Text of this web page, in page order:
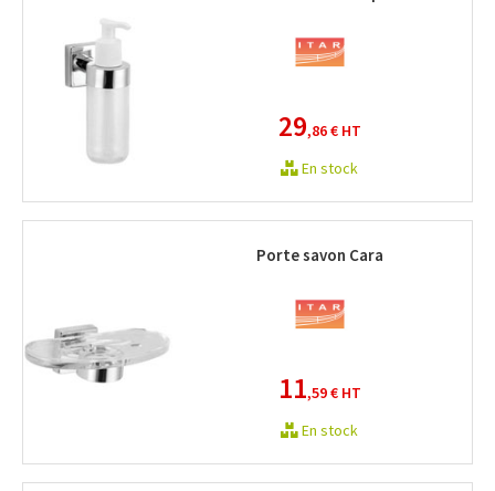
29,86 €HT
En stock
Porte savon Cara
11,59 €HT
En stock